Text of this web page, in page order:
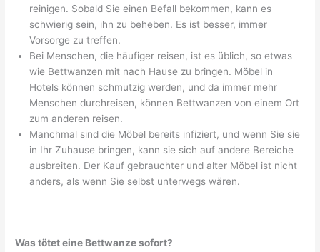
reinigen. Sobald Sie einen Befall bekommen, kann es
schwierig sein, ihn zu beheben. Es ist besser, immer
Vorsorge zu treffen.
Bei Menschen, die häufiger reisen, ist es üblich, so etwas
wie Bettwanzen mit nach Hause zu bringen. Möbel in
Hotels können schmutzig werden, und da immer mehr
Menschen durchreisen, können Bettwanzen von einem Ort
zum anderen reisen.
Manchmal sind die Möbel bereits infiziert, und wenn Sie sie
in Ihr Zuhause bringen, kann sie sich auf andere Bereiche
ausbreiten. Der Kauf gebrauchter und alter Möbel ist nicht
anders, als wenn Sie selbst unterwegs wären.
Was tötet eine Bettwanze sofort?